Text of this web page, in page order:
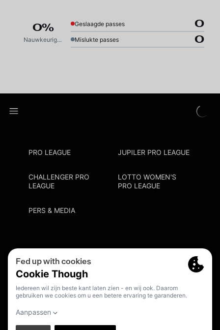
0%
Nauwkeurigheid
Geslaagde passes 0
Mislukte passes 0
PRO LEAGUE JUPILER PRO LEAGUE
CHALLENGER PRO
LEAGUE
LOTTO WOMEN'S
PRO LEAGUE
PERS & MEDIA
Cookie Policy
Meldpunt Racisme En Discriminatie